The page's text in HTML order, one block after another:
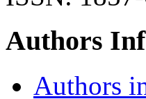
Authors
Authors